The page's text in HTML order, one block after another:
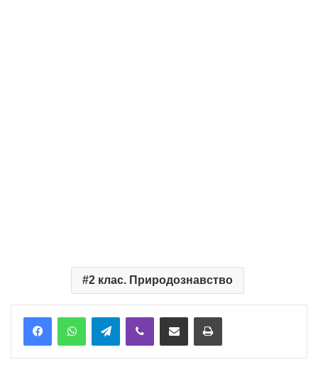
2 клас. Природознавство
TelegramViber Надіслати електронною поштоюНадрукувати